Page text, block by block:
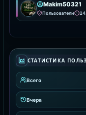
Makim50321
Пользователи
СТАТИСТИКА
Всего
Вчера